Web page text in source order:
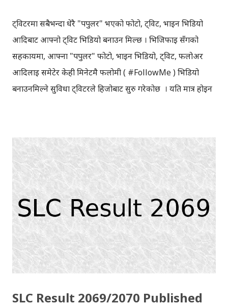
ट्विटरमा सबैभन्दा धेरै "पपुलर" भएको फोटो, ट्विट, भाइन भिडियो
आदिबाट आफ्नो ट्विट भिडियो बनाउन मिल्छ । भिजिफाइ सँगको
सहकार्यमा, आफ्ना "पपुलर" फोटो, भाइन भिडियो, ट्विट, फलोअर
आदिलाई समेटेर केही मिनेटमै फलोमी ( #FollowMe ) भिडियो
बनाउनमिल्ने सुविधा ट्विटरले हिजोबाट सुरु गरेकोछ । यति मात्र होइन
भिजीफाईले अटोमेटिक रुपमा केही मिनेट भित्रैमा तपाईको ट्विटहरुको
फलोमी भिडियो तयार पारिदिन्छ । भिडियो तयार भइसकेपछि,
आवश्यकता अनुसार आफूले सम्पादन पनि गर्न मिल्छ । Hey
@KakaBaa , @Lohsirk , @anantabrt , you've got a
starring role in my video: https://t.co/wL9iSnup1a
#FollowMe #Vizify — Aakar Anil (@aakarpost) June
13, 2013 फरक प्रसंग हिजो देखि ट्विटरले ट्विटर एनालिटिक्स सबैको
लागि खुला गरेकोछ । आफ्नो कुन ट्विट कति "ईंगेजिङ" छ, कुन लिंक
कति पटक क्लिक भयो, कति पटक रिट्विट भयो, मेन्सन भयो, फेव
SLC Result 2069/2070 Published